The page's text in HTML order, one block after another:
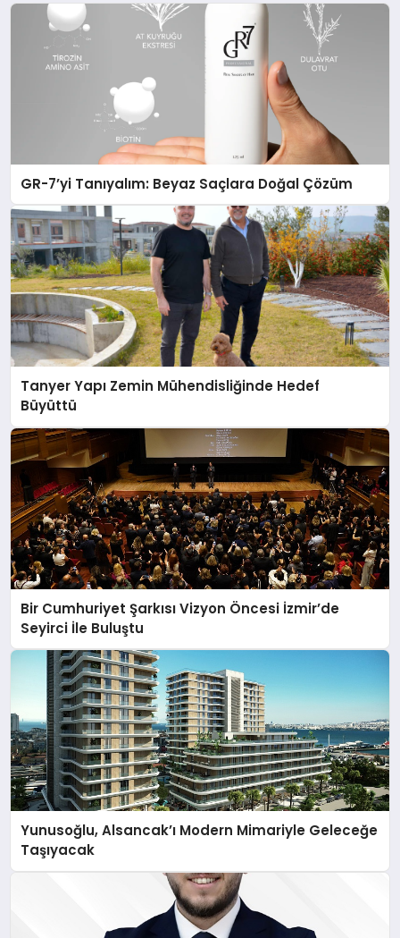
GR-7’yi Tanıyalım: Beyaz Saçlara Doğal Çözüm
Tanyer Yapı Zemin Mühendisliğinde Hedef
Büyüttü
Bir Cumhuriyet Şarkısı Vizyon Öncesi İzmir’de
Seyirci İle Buluştu
Yunusoğlu, Alsancak’ı Modern Mimariyle Geleceğe
Taşıyacak